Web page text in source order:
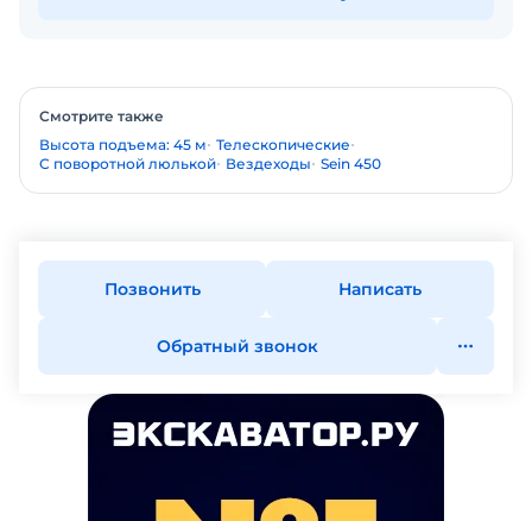
Смотрите также
Высота подъема: 45 м Телескопические
С поворотной люлькой Вездеходы Sein 450
Позвонить Написать
Обратный звонок